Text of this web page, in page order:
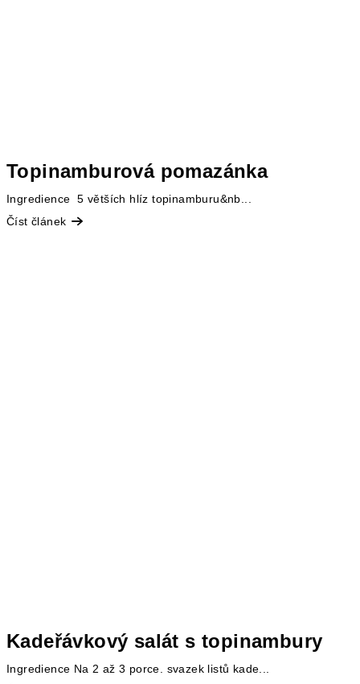
Topinamburová pomazánka
Ingredience 5 větších hlíz topinamburu&nb...
Číst článek
Kadeřávkový salát s topinambury
Ingredience Na 2 až 3 porce. svazek listů kade...